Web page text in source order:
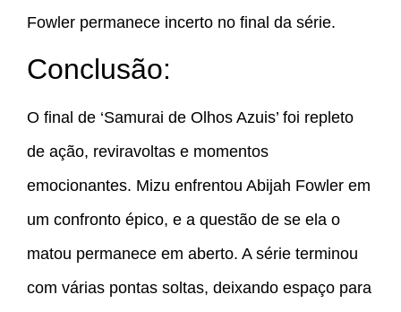
Fowler permanece incerto no final da série.
Conclusão:
O final de ‘Samurai de Olhos Azuis’ foi repleto
de ação, reviravoltas e momentos
emocionantes. Mizu enfrentou Abijah Fowler em
um confronto épico, e a questão de se ela o
matou permanece em aberto. A série terminou
com várias pontas soltas, deixando espaço para